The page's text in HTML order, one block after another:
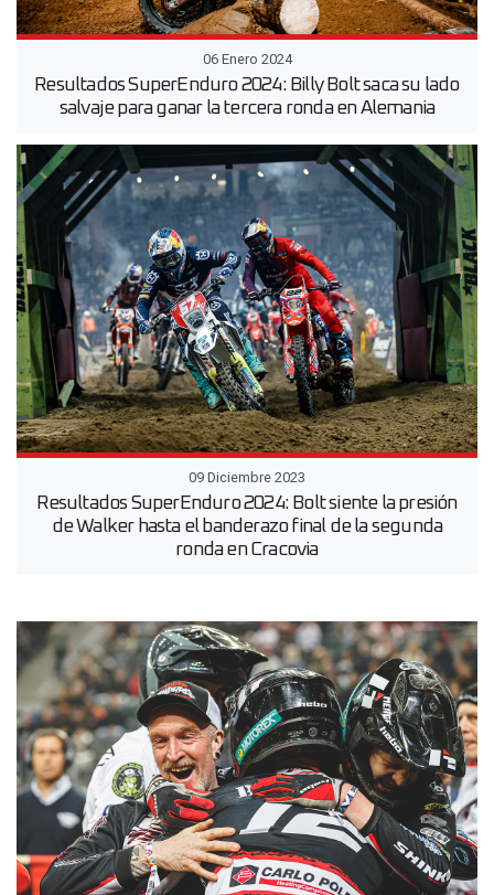
06 Enero 2024
Resultados SuperEnduro 2024: Billy Bolt saca su lado
salvaje para ganar la tercera ronda en Alemania
09 Diciembre 2023
Resultados SuperEnduro 2024: Bolt siente la presión
de Walker hasta el banderazo final de la segunda
ronda en Cracovia